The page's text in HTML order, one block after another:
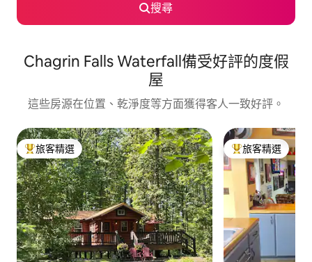
搜尋
Chagrin Falls Waterfall備受好評的度假
屋
這些房源在位置、乾淨度等方面獲得客人一致好評。
旅客精選榜首
旅客精選 旅客精選榜首
旅客精選